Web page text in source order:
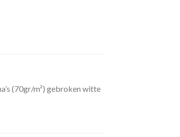
(70gr/m²) gebroken witte